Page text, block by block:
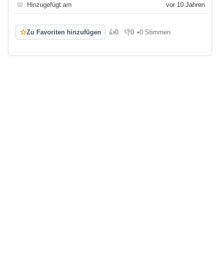
📅 Hinzugefügt am vor 10 Jahren
☆Zu Favoriten hinzufügen 👍0
Gefällt mir
👎0
Gefällt mir nicht
•0 Stimmen